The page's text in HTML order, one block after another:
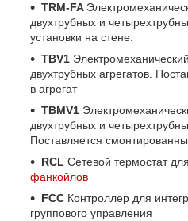
TRM-FA
двухтрубных и
установки на стене.
TBV1
двухтрубных агрегатов.
в агрегат
TBMV1
двухтрубных и
Поставляется
RCL Сетевой термостат
фанкойлов
FCC Контроллер для
группового управления